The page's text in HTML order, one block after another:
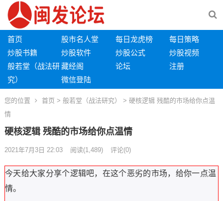
首页 股市名人堂 每日龙虎榜
每日策略
炒股书籍
炒股软件 炒股公式
炒股视频
般若堂（战法研
究）
藏经阁 论坛
注册
微信登陆
您的位置 首页 > 般若堂（战法研究）
> 硬核逻辑 残酷的市场给你点温
情
硬核逻辑 残酷的市场给你点温情
2021年7月3日 22:03 阅读(1,489) 评论(0)
今天给大家分享个逻辑吧，在这个恶劣的市场，给你一点温
情。